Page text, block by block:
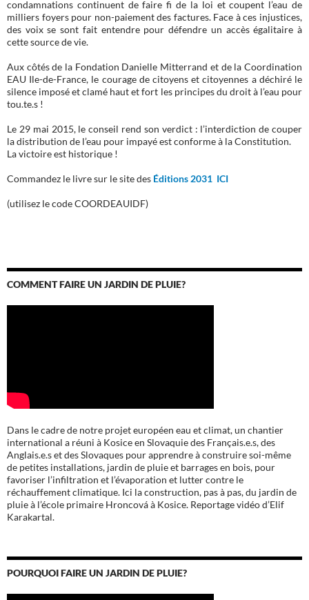
condamnations continuent de faire fi de la loi et coupent l’eau de
milliers foyers pour non-paiement des factures. Face à ces injustices,
des voix se sont fait entendre pour défendre un accès égalitaire à
cette source de vie.
Aux côtés de la Fondation Danielle Mitterrand et de la Coordination
EAU Ile-de-France, le courage de citoyens et citoyennes a déchiré le
silence imposé et clamé haut et fort les principes du droit à l’eau pour
tou.te.s !
Le 29 mai 2015, le conseil rend son verdict : l’interdiction de couper
la distribution de l’eau pour impayé est conforme à la Constitution.
La victoire est historique !
Commandez le livre sur le site des Éditions 2031 ICI
(utilisez le code COORDEAUIDF)
COMMENT FAIRE UN JARDIN DE PLUIE?
Dans le cadre de notre projet européen eau et climat, un chantier
international a réuni à Kosice en Slovaquie des Français.e.s, des
Anglais.e.s et des Slovaques pour apprendre à construire soi-même
de petites installations, jardin de pluie et barrages en bois, pour
favoriser l’infiltration et l’évaporation et lutter contre le
réchauffement climatique. Ici la construction, pas à pas, du jardin de
pluie à l’école primaire Hroncová à Kosice. Reportage vidéo d’Elif
Karakartal.
POURQUOI FAIRE UN JARDIN DE PLUIE?